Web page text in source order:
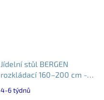
Jídelní stůl BERGEN
rozkládací 160–200 cm -
4-6 týdnů